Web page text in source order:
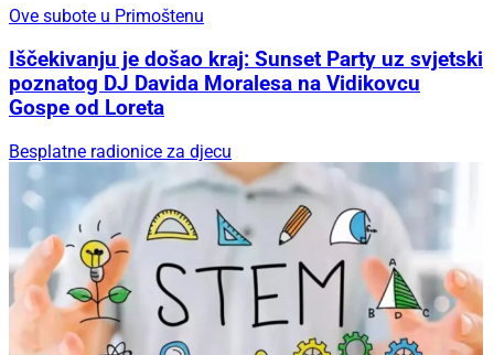
Ove subote u Primoštenu
Iščekivanju je došao kraj: Sunset Party uz svjetski
poznatog DJ Davida Moralesa na Vidikovcu
Gospe od Loreta
Besplatne radionice za djecu